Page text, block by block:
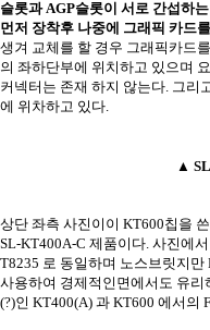
슬롯과 AGP슬롯이 서로 간섭하
먼저 장착후 나중에 그래픽 카드
생겨 교체를 할 경우 그래픽카드
의 좌하단부에 위치하고 있으며
커넥터는 존재 하지 않는다. 그리
에 위차하고 있다.
▲
상단 좌측 사진이이 KT600칩을
SL-KT400A-C 제품이다. 사진에
T8235 로 동일하며 노스브릿지
사용하여 경제적인면에서도 유
(?)인 KT400(A) 과 KT600 에서의